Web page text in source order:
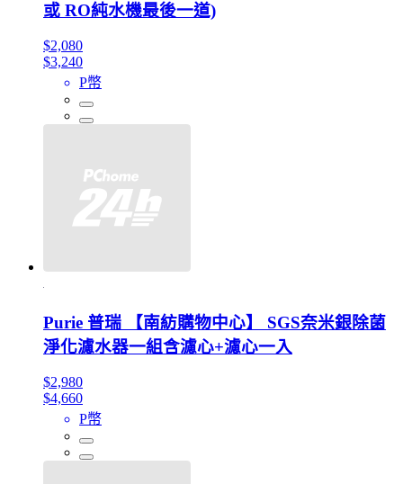
或 RO純水機最後一道)
$2,080
$3,240
P幣
Purie 普瑞 【南紡購物中心】 SGS奈米銀除菌
淨化濾水器一組含濾心+濾心一入
$2,980
$4,660
P幣